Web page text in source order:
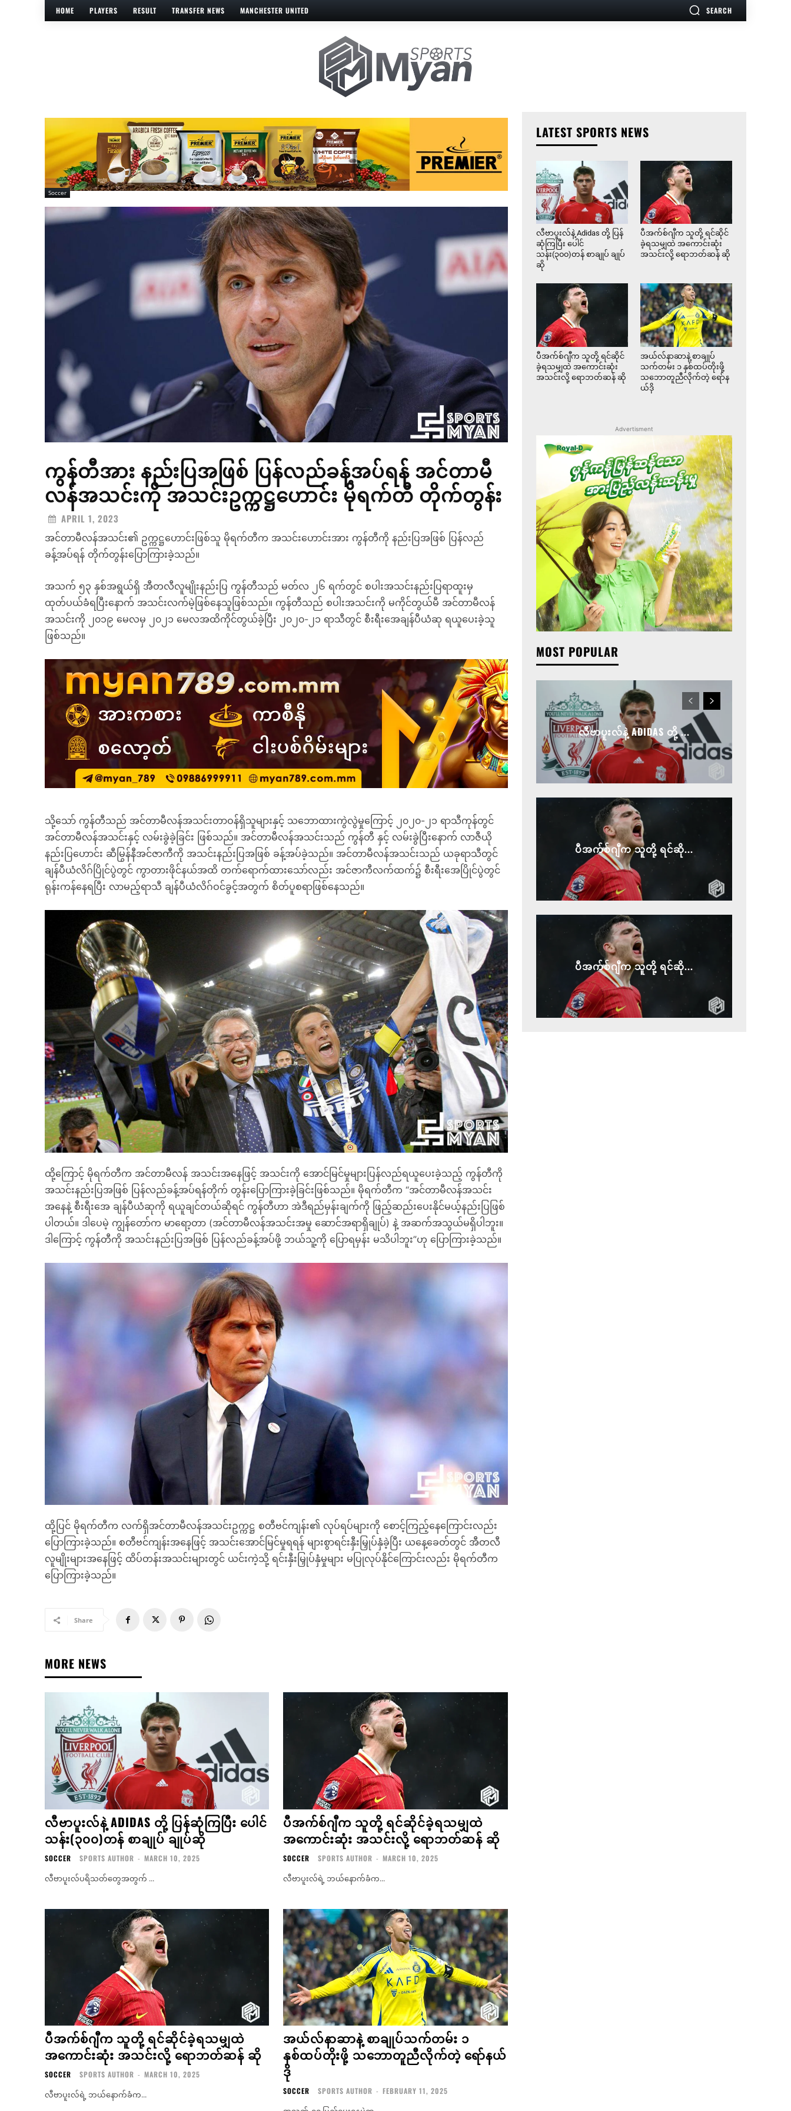
HOME PLAYERS RESULT TRANSFER NEWS MANCHESTER UNITED SEARCH
Soccer
ကွန်တီအား နည်းပြအဖြစ် ပြန်လည်ခန့်အပ်ရန် အင်တာမီ
လန်အသင်းကို အသင်းဥက္ကဋ္ဌဟောင်း မိုရက်တီ တိုက်တွန်း
APRIL 1, 2023
အင်တာမီလန်အသင်း၏ ဥက္ကဋ္ဌဟောင်းဖြစ်သူ မိုရက်တီက အသင်းဟောင်းအား ကွန်တီကို နည်းပြအဖြစ် ပြန်လည်
ခန့်အပ်ရန် တိုက်တွန်းပြောကြားခဲ့သည်။
အသက် ၅၃ နှစ်အရွယ်ရှိ အီတလီလူမျိုးနည်းပြ ကွန်တီသည် မတ်လ ၂၆ ရက်တွင် စပါးအသင်းနည်းပြရာထူးမှ
ထုတ်ပယ်ခံရပြီးနောက် အသင်းလက်မဲ့ဖြစ်နေသူဖြစ်သည်။ ကွန်တီသည် စပါးအသင်းကို မကိုင်တွယ်မီ အင်တာမီလန်
အသင်းကို ၂၀၁၉ မေလမှ ၂၀၂၁ မေလအထိကိုင်တွယ်ခဲ့ပြီး ၂၀၂၀-၂၁ ရာသီတွင် စီးရီးအေချန်ပီယံဆု ရယူပေးခဲ့သူ
ဖြစ်သည်။
သို့သော် ကွန်တီသည် အင်တာမီလန်အသင်းတာဝန်ရှိသူများနှင့် သဘောထားကွဲလွဲမှုကြောင့် ၂၀၂၀-၂၁ ရာသီကုန်တွင်
အင်တာမီလန်အသင်းနှင့် လမ်းခွဲခဲ့ခြင်း ဖြစ်သည်။ အင်တာမီလန်အသင်းသည် ကွန်တီ နှင့် လမ်းခွဲပြီးနောက် လာဇီယို
နည်းပြဟောင်း ဆီမြွန်နီအင်ဇာကီကို အသင်းနည်းပြအဖြစ် ခန့်အပ်ခဲ့သည်။ အင်တာမီလန်အသင်းသည် ယခုရာသီတွင်
ချန်ပီယံလိဂ်ပြိုင်ပွဲတွင် ကွာတားဖိုင်နယ်အထိ တက်ရောက်ထားသော်လည်း အင်ဇာကီလက်ထက်၌ စီးရီးအေပြိုင်ပွဲတွင်
ရုန်းကန်နေရပြီး လာမည့်ရာသီ ချန်ပီယံလိဂ်ဝင်ခွင့်အတွက် စိတ်ပူစရာဖြစ်နေသည်။
ထို့ကြောင့် မိုရက်တီက အင်တာမီလန် အသင်းအနေဖြင့် အသင်းကို အောင်မြင်မှုများပြန်လည်ရယူပေးခဲ့သည့် ကွန်တီကို
အသင်းနည်းပြအဖြစ် ပြန်လည်ခန့်အပ်ရန်တိုက် တွန်းပြောကြားခဲ့ခြင်းဖြစ်သည်။ မိုရက်တီက “အင်တာမီလန်အသင်း
အနေနဲ့ စီးရီးအေ ချန်ပီယံဆုကို ရယူချင်တယ်ဆိုရင် ကွန်တီဟာ အဲဒီရည်မှန်းချက်ကို ဖြည့်ဆည်းပေးနိုင်မယ့်နည်းပြဖြစ်
ပါတယ်။ ဒါပေမဲ့ ကျွန်တော်က မာရော့တာ (အင်တာမီလန်အသင်းအမှု ဆောင်အရာရှိချုပ်) နဲ့ အဆက်အသွယ်မရှိပါဘူး။
ဒါကြောင့် ကွန်တီကို အသင်းနည်းပြအဖြစ် ပြန်လည်ခန့်အပ်ဖို့ ဘယ်သူ့ကို ပြောရမှန်း မသိပါဘူး”ဟု ပြောကြားခဲ့သည်။
ထို့ပြင် မိုရက်တီက လက်ရှိအင်တာမီလန်အသင်းဥက္ကဋ္ဌ စတီဗင်ကျန်း၏ လုပ်ရပ်များကို စောင့်ကြည့်နေကြောင်းလည်း
ပြောကြားခဲ့သည်။ စတီဗင်ကျန်းအနေဖြင့် အသင်းအောင်မြင်မှုရရန် များစွာရင်းနှီးမြှုပ်နှံခဲ့ပြီး ယနေ့ခေတ်တွင် အီတလီ
လူမျိုးများအနေဖြင့် ထိပ်တန်းအသင်းများတွင် ယင်းကဲ့သို့ ရင်းနှီးမြှုပ်နှံမှုများ မပြုလုပ်နိုင်ကြောင်းလည်း မိုရက်တီက
ပြောကြားခဲ့သည်။
Share
MORE NEWS
လီဗာပူးလ်နဲ့ ADIDAS တို့ ပြန်ဆုံကြပြီး ပေါင်
သန်း(၃၀၀)တန် စာချုပ် ချုပ်ဆို
SOCCER SPORTS AUTHOR - MARCH 10, 2025
လီဗာပူးလ်ပရိသတ်တွေအတွက် ...
ပီအက်စ်ဂျီက သူတို့ ရင်ဆိုင်ခဲ့ရသမျှထဲ
အကောင်းဆုံး အသင်းလို့ ရောဘတ်ဆန် ဆို
SOCCER SPORTS AUTHOR - MARCH 10, 2025
လီဗာပူးလ်ရဲ့ ဘယ်နောက်ခံက...
ပီအက်စ်ဂျီက သူတို့ ရင်ဆိုင်ခဲ့ရသမျှထဲ
အကောင်းဆုံး အသင်းလို့ ရောဘတ်ဆန် ဆို
SOCCER SPORTS AUTHOR - MARCH 10, 2025
လီဗာပူးလ်ရဲ့ ဘယ်နောက်ခံက...
အယ်လ်နာဆာနဲ့ စာချုပ်သက်တမ်း ၁
နှစ်ထပ်တိုးဖို့ သဘောတူညီလိုက်တဲ့ ရော်နယ်
ဒို
SOCCER SPORTS AUTHOR - FEBRUARY 11, 2025
LATEST SPORTS NEWS
လီဗာပူးလ်နဲ့ Adidas တို့ ပြန်
ဆုံကြပြီး ပေါင်
သန်း(၃၀၀)တန် စာချုပ် ချုပ်
ဆို
ပီအက်စ်ဂျီက သူတို့ ရင်ဆိုင်
ခဲ့ရသမျှထဲ အကောင်းဆုံး
အသင်းလို့ ရောဘတ်ဆန် ဆို
ပီအက်စ်ဂျီက သူတို့ ရင်ဆိုင်
ခဲ့ရသမျှထဲ အကောင်းဆုံး
အသင်းလို့ ရောဘတ်ဆန် ဆို
အယ်လ်နာဆာနဲ့ စာချုပ်
သက်တမ်း ၁ နှစ်ထပ်တိုးဖို့
သဘောတူညီလိုက်တဲ့ ရော်န
ယ်ဒို
Advertisment
MOST POPULAR
လီဗာပူးလ်နဲ့ ADIDAS တို့ ...
ပီအက်စ်ဂျီက သူတို့ ရင်ဆို...
ပီအက်စ်ဂျီက သူတို့ ရင်ဆို...